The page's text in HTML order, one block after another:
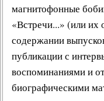
магнитофонные
«Встречи...» (или их
содержании
публикации с
воспоминаниями и
биографическими